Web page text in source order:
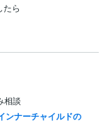
たら
相談
ンナーチャイルドの